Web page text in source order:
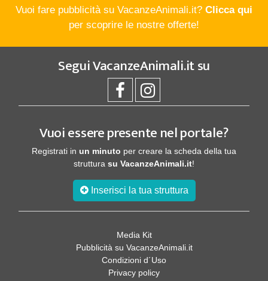
Vuoi fare pubblicità su VacanzeAnimali.it? Clicca qui
per scoprire le nostre offerte!
SeguiVacanzeAnimali.itsu
Vuoi essere presente nel portale?
Registrati in un minuto per creare la scheda della tua
struttura su VacanzeAnimali.it!
Inserisci la tua struttura
Media Kit
Pubblicità su VacanzeAnimali.it
Condizioni d´Uso
Privacy policy